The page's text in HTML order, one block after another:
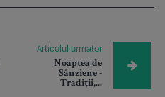
Articolul urmator
Noaptea de
Sânziene -
Tradiții,...